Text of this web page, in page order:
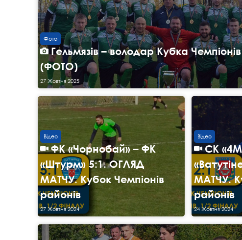
Фото
Гельмязів – володар Кубка
(ФОТО)
27 Жовтня 2025
Відео
ФК «Чорнобай» – ФК
«Штурм» 5:1. ОГЛЯД
МАТЧУ. Кубок Чемпіонів
районів
27 Жовтня 2024
Відео
СК
МАТЧУ.
районів
24 Жовтня 2024